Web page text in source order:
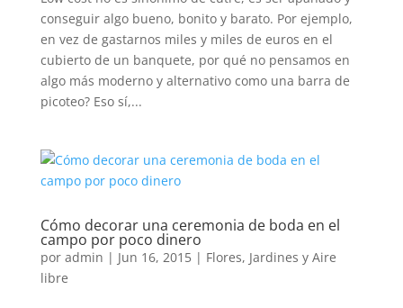
conseguir algo bueno, bonito y barato. Por ejemplo,
en vez de gastarnos miles y miles de euros en el
cubierto de un banquete, por qué no pensamos en
algo más moderno y alternativo como una barra de
picoteo? Eso sí,...
Cómo decorar una ceremonia de boda en el
campo por poco dinero
por admin | Jun 16, 2015| Flores, Jardines y Aire
libre